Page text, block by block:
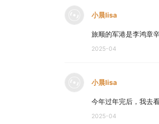
小晨lisa
旅顺的军港是李鸿章
2025-04
小晨lisa
今年过年完后，我去
2025-04